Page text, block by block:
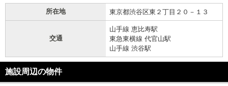
所在地 東京都渋谷区東２丁目２０－１３
交通
山手線 恵比寿駅
東急東横線 代官山駅
山手線 渋谷駅
施設周辺の物件